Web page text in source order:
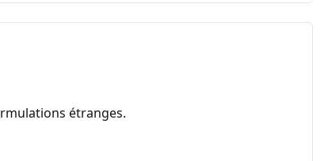
étranges.